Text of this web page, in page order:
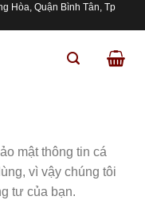
Hòa, Quận Bình Tân, Tp
mật thông tin cá
vì vậy chúng tôi
tư của bạn.